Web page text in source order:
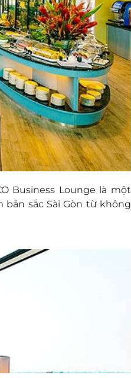
trả lại tiền thừa.
Business Lounge là một
sắc Sài Gòn từ không